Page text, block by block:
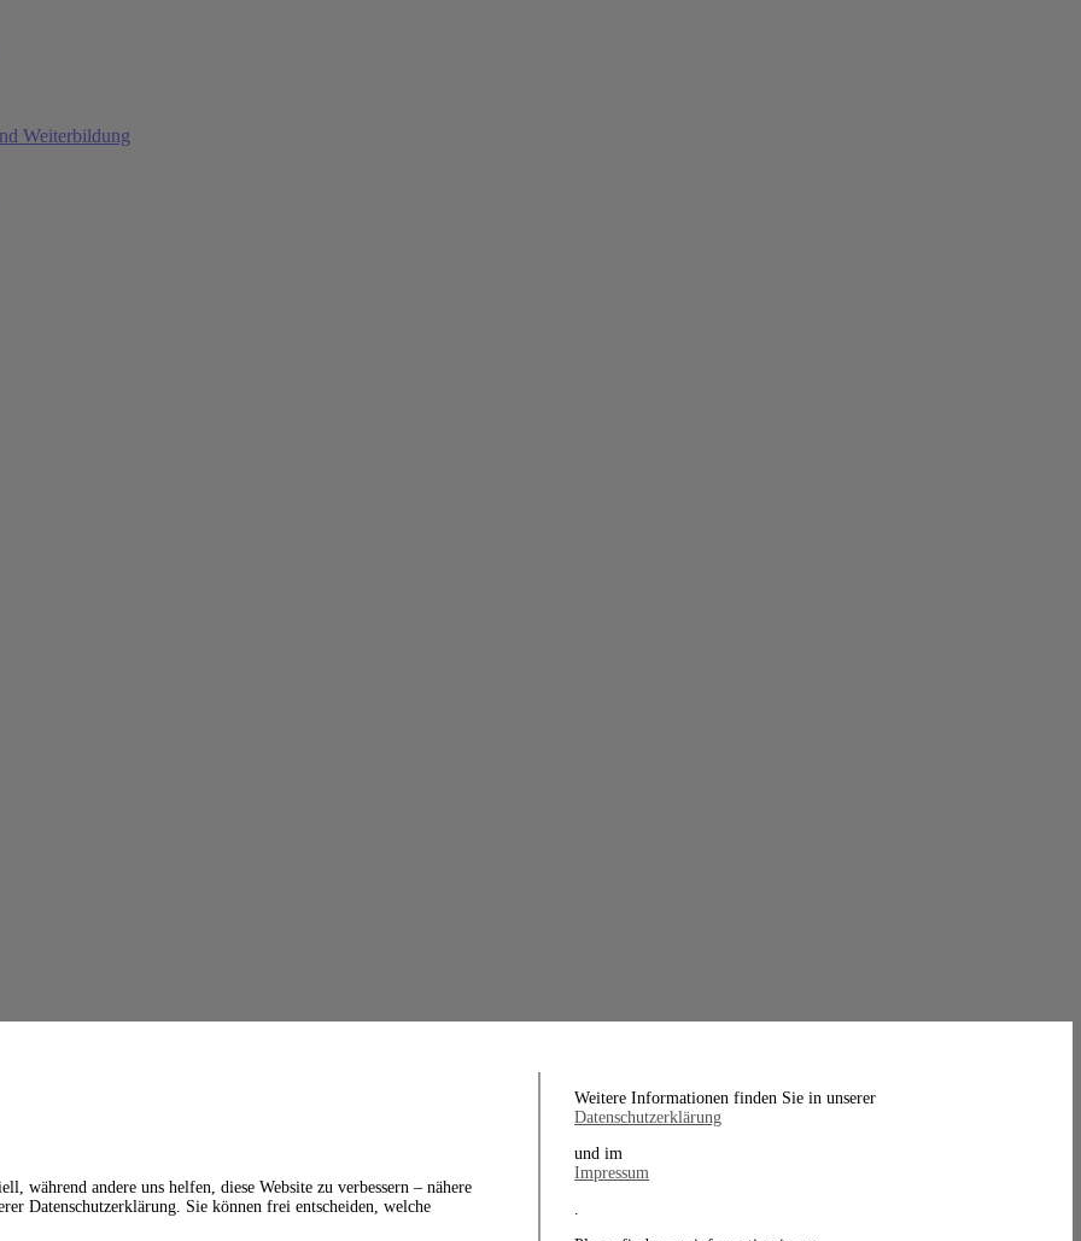
Weiterbildung
während andere uns helfen, diese Website zu verbessern – nähere
Datenschutzerklärung. Sie können frei entscheiden, welche
Weitere Informationen finden Sie in unserer
Datenschutzerklärung
und im
Impressum
.